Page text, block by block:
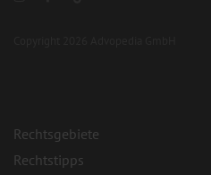
Rechtsgebiete
Rechtstipps